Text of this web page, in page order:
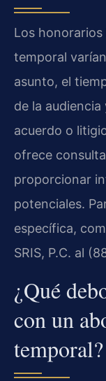
Los
temporal
asunto, el
de la
acuerdo o
ofrece
proporcionar
potenciales.
específica,
SRIS, P.C. al
¿Qué
con un
temporal?